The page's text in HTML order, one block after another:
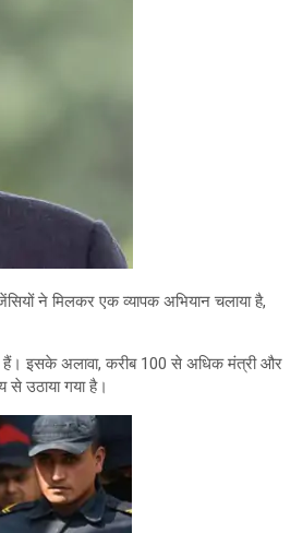
ने मिलकर एक व्यापक अभियान चलाया है,
हैं। इसके अलावा, करीब 100 से अधिक मंत्री और
से उठाया गया है।